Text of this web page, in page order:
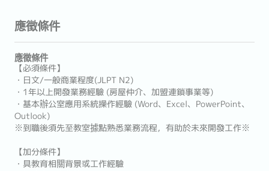
應徵條件
應徵條件
【必須條件】
・日文/一般商業程度(JLPT N2)
・1年以上開發業務經驗 (房屋仲介、加盟連鎖事業等)
・基本辦公室應用系統操作經驗 (Word、Excel、PowerPoint、
Outlook)
※到職後須先至教室據點熟悉業務流程，有助於未來開發工作※
【加分條件】
・具教育相關背景或工作經驗